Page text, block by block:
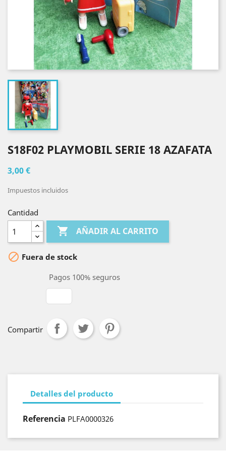
S18F02 PLAYMOBIL SERIE 18 AZAFATA
3,00 €
Impuestos incluidos
Cantidad
 AÑADIR AL CARRITO
 Fuera de stock
Pagos 100% seguros
Compartir
Detalles del producto
Referencia PLFA0000326